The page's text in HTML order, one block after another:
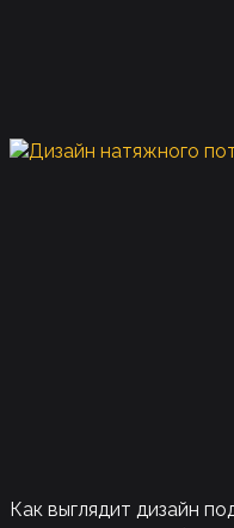
Как выглядит дизайн